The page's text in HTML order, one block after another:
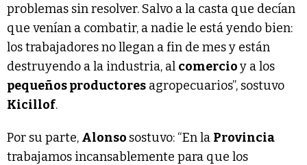
problemas sin resolver. Salvo a la casta que decían
que venían a combatir, a nadie le está yendo bien:
los trabajadores no llegan a fin de mes y están
destruyendo a la industria, al comercioy a los
pequeños productores agropecuarios”, sostuvo
Kicillof.
Por su parte, Alonso sostuvo: “En la Provincia
trabajamos incansablemente para que los